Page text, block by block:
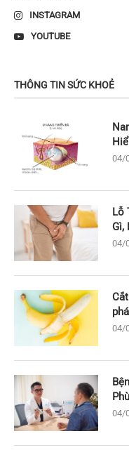
INSTAGRAM
YOUTUBE
THÔNG TIN SỨC KHOẺ
04/
Lỗ
Gì,
04/
04/
04/